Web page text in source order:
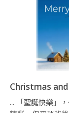
Christmas
... 「聖誕快樂」